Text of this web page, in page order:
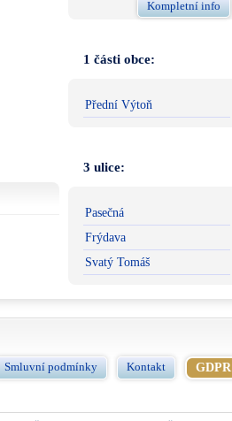
Kompletní info
1 části obce:
Přední Výtoň
3 ulice:
Pasečná
Frýdava
Svatý Tomáš
Smluvní podmínky Kontakt GDPR